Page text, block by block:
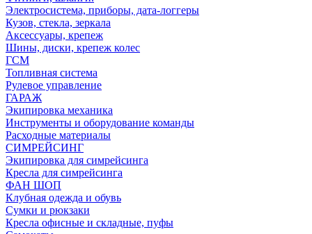
Электросистема, приборы, дата-логгеры
Кузов, стекла, зеркала
Аксессуары, крепеж
Шины, диски, крепеж колес
ГСМ
Топливная система
Рулевое управление
ГАРАЖ
Экипировка механика
Инструменты и оборудование команды
Расходные материалы
СИМРЕЙСИНГ
Экипировка для симрейсинга
Кресла для симрейсинга
ФАН ШОП
Клубная одежда и обувь
Сумки и рюкзаки
Кресла офисные и складные, пуфы